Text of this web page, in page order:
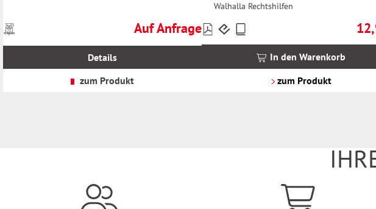
Regulärer Preis:
Auf Anfrage
Preise
inkl.
Details
zum Produkt
Walhalla Rechtshilfen
Preise
inkl.
In den Warenkorb
zum Produkt